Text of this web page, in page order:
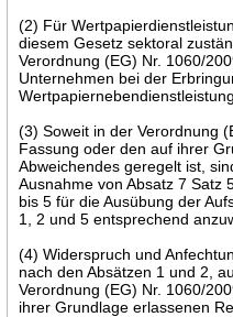
(2) Für
diesem Gesetz sektoral
Verordnung (EG) Nr. 1060/
Unternehmen bei der
(3) Soweit in der Verordnung
Fassung oder den auf ihrer
Abweichendes geregelt ist,
Ausnahme von Absatz 7 Satz
bis 5 für die Ausübung der
1, 2 und 5 entsprechend
(4) Widerspruch und
nach den Absätzen 1 und 2,
Verordnung (EG) Nr. 1060/
ihrer Grundlage erlassenen